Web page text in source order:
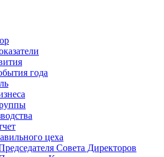
года
цеха
Совета Директоров